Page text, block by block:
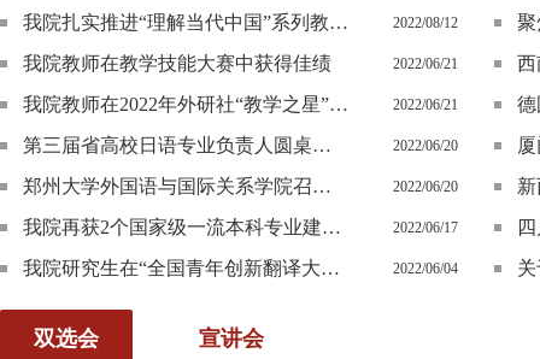
我院扎实推进“理解当代中国”系列教材的“三进”工作 2022/08/12
我院教师在教学技能大赛中获得佳绩 2022/06/21
我院教师在2022年外研社“教学之星”全国复赛中 获得佳绩 2022/06/21
第三届省高校日语专业负责人圆桌会议暨日语专业发展高端论坛系纪要（1） 2022/06/20
郑州大学外国语与国际关系学院召开2022年毕业生就业工作推进会 2022/06/20
我院再获2个国家级一流本科专业建设点 2022/06/17
我院研究生在“全国青年创新翻译大赛”中取得优异成绩 2022/06/04
聚
西
双选会 宣讲会